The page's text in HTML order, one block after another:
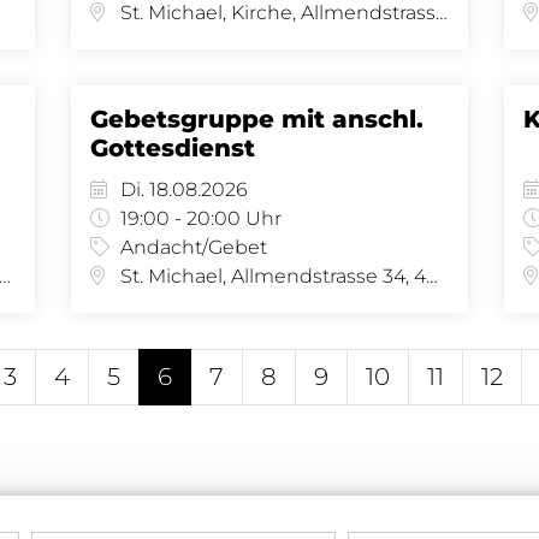
St. Michael, Kirche, Allmendstrasse 34, 4058 Basel
St. Joseph, Amerbachstr. 9, 4057 Basel
Gebetsgruppe mit anschl.
Gottesdienst
Di. 18.08.2026
19:00 - 20:00 Uhr
Andacht/Gebet
St. Michael, Allmendstrasse 34, 4058 Basel
3 4 5 6 7 8 9 10 11 12